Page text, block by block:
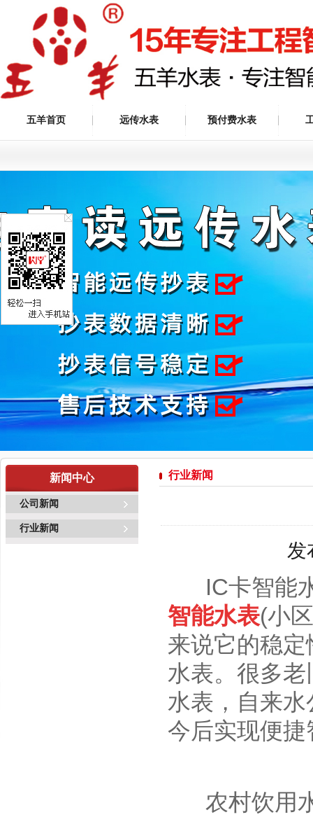
五羊首页 远传水表 预付费水表
新闻中心
公司新闻
行业新闻
行业新闻
发
IC卡智能水
智能水表(小
来说它的稳
水表。很多
水表，自来
今后实现便
农村饮用水